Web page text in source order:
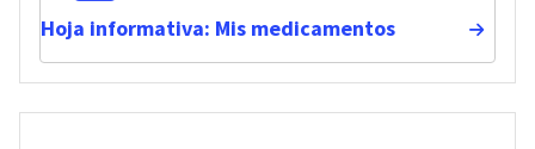
Hoja informativa: Mis medicamentos